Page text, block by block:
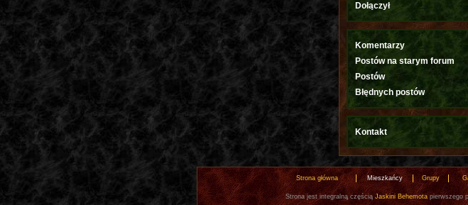
Dołączył
Komentarzy
Postów na starym forum
Postów
Błędnych postów
Kontakt
Strona główna Mieszkańcy Grupy
Strona jest integralną częścią Jaskini Behemotapierwszego